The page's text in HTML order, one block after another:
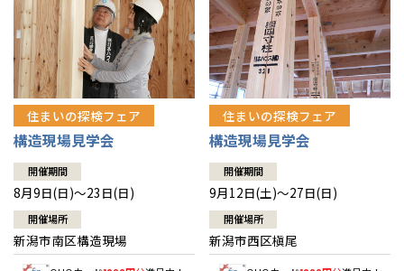
住まいの探検フェア
構造現場見学会
開催期間
8月9日(日)～23日(日)
開催場所
新潟市南区構造現場
住まいの探検フェア
構造現場見学会
開催期間
9月12日(土)～27日(日)
開催場所
新潟市西区槇尾